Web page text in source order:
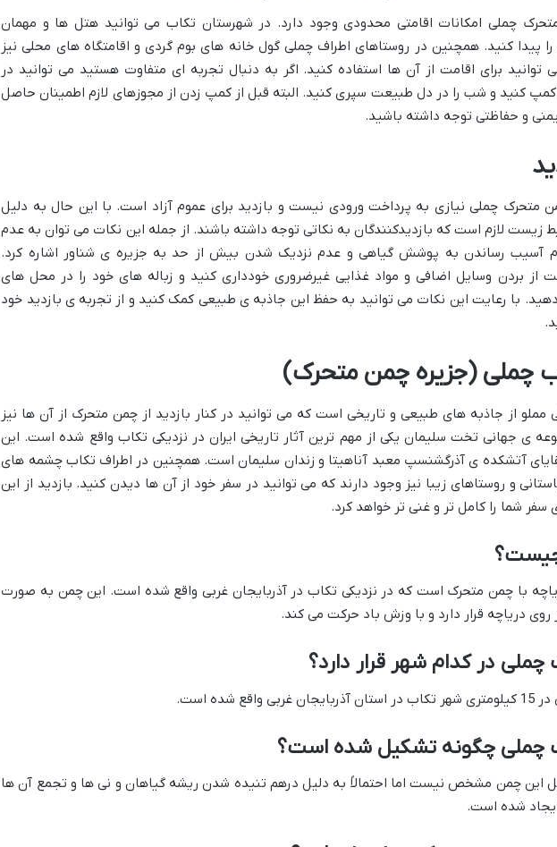
چملی امکانات اقامتی محدودی وجود دارد. در شهرستان تکاب می توانید هتل ها و مهمان
پیدا کنید. همچنین در روستاهای اطراف چملی گول خانه های بوم گردی و اقامتگاه های محلی نیز
توانید برای اقامت از آن ها استفاده کنید. اگر به دنبال تجربه ای متفاوت هستید می توانید در
کنید و شب را در دل طبیعت سپری کنید. البته قبل از کمپ زدن از مجوزهای لازم اطمینان حاصل
و حفاظتی توجه داشته باشید.
متحرک چملی نیازی به پرداخت ورودی نیست و بازدید برای عموم آزاد است. با این حال به دلیل
لازم است که بازدیدکنندگان به نکاتی توجه داشته باشند. از جمله این نکات می توان به عدم
آسیب رساندن به پوشش گیاهی و عدم نزدیک شدن بیش از حد به جزیره ی شناور اشاره کرد.
از بردن وسایل اضافی و مواد غذایی غیرضروری خودداری کنید و زباله های خود را در محل های
با رعایت این نکات می توانید به حفظ این جاذبه ی طبیعی کمک کنید و از تجربه ی بازدید خود
چملی (جزیره چمن متحرک)
مملو از جاذبه های طبیعی و تاریخی است که می توانید در کنار بازدید از چمن متحرک از آن ها نیز
ی جهانی تخت سلیمان یکی از مهم ترین آثار تاریخی ایران در نزدیکی تکاب واقع شده است. این
آتشکده ی آذرگشنسپ معبد آناهیتا و زندان سلیمان است. همچنین در اطراف تکاب چشمه های
و روستاهای زیبا نیز وجود دارند که می توانید در سفر خود از آن ها دیدن کنید. بازدید از این
سفر شما را کامل تر و غنی تر خواهد کرد.
با چمن متحرک است که در نزدیکی تکاب در آذربایجان غربی واقع شده است. این چمن به صورت
روی دریاچه قرار دارد و با وزش باد حرکت می کند.
در کدام شهر قرار دارد؟
واقع شده است.
چملی چگونه تشکیل شده است؟
این چمن مشخص نیست اما احتمالاً به دلیل درهم تنیده شدن ریشه گیاهان و نی ها و تجمع آن ها
شده است.